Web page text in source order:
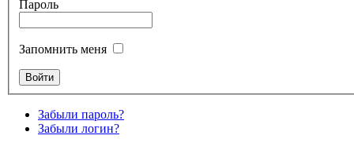
Пароль
Запомнить меня
Забыли пароль?
Забыли логин?